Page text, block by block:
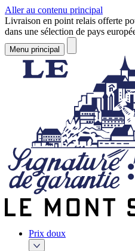
Aller au contenu principal
Livraison en point relais offerte
dans une sélection de pays
Menu principal
Prix doux